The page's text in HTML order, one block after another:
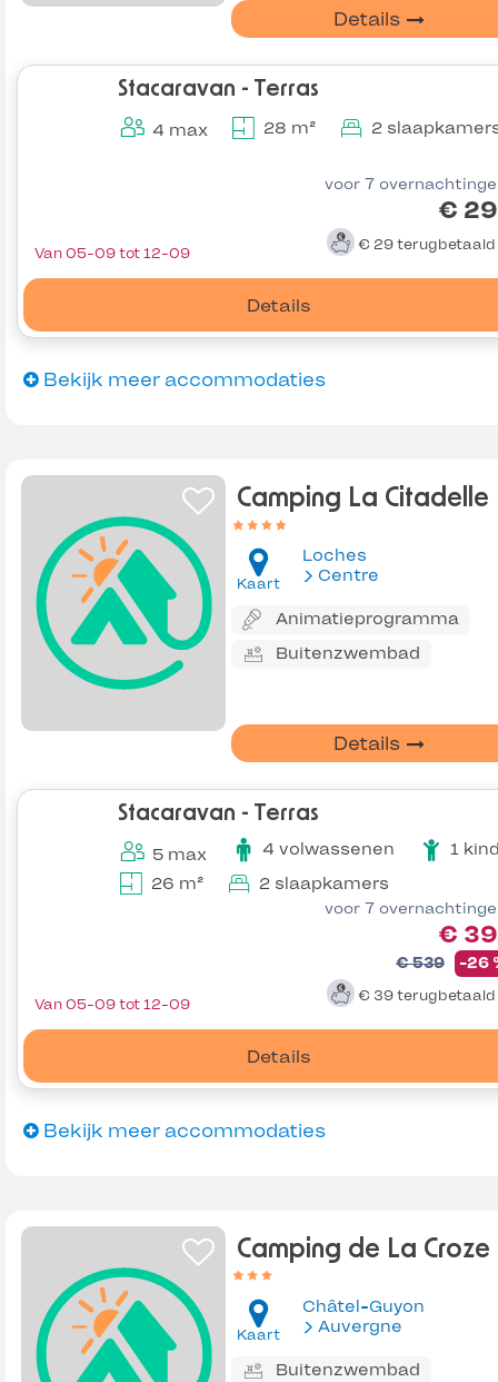
Details
Stacaravan - Terras
4 max 28 m² 2
voor 7
€
€ 29 terugbetaald
Details
Van 05-09 tot 12-09
Bekijk meer accommodaties
Camping La Citadelle
Kaart
Loches
Centre
Animatieprogramma
Buitenzwembad
Details
Stacaravan - Terras
5 max 4 volwassenen
1
26 m²
2 slaapkamers
voor 7
€
€ 539 -26
€ 39 terugbetaald
Details
Van 05-09 tot 12-09
Bekijk meer accommodaties
Camping de La Croze
Kaart
Châtel-Guyon
Auvergne
Buitenzwembad